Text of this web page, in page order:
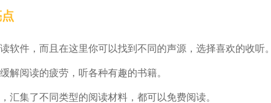
软件，而且在这里你可以找到不同的声源，选择喜欢的收听。
解阅读的疲劳，听各种有趣的书籍。
汇集了不同类型的阅读材料，都可以免费阅读。